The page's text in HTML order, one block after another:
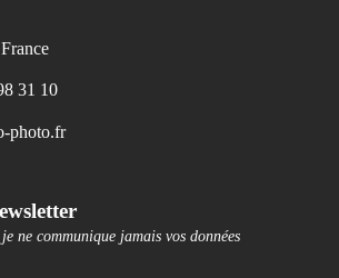
31 10
photo.fr
ne communique jamais vos données